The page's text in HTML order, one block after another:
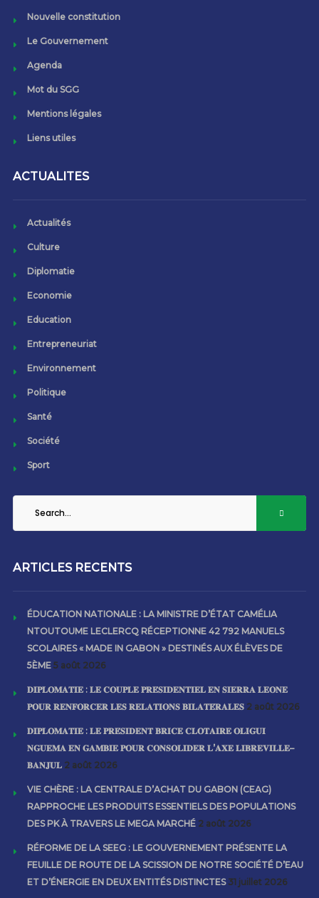
Nouvelle constitution
Le Gouvernement
Agenda
Mot du SGG
Mentions légales
Liens utiles
ACTUALITES
Actualités
Culture
Diplomatie
Economie
Education
Entrepreneuriat
Environnement
Politique
Santé
Société
Sport
ARTICLES RECENTS
ÉDUCATION NATIONALE : LA MINISTRE D’ÉTAT CAMÉLIA
NTOUTOUME LECLERCQ RÉCEPTIONNE 42 792 MANUELS
SCOLAIRES « MADE IN GABON » DESTINÉS AUX ÉLÈVES DE
5ÈME 5 août 2026
𝐃𝐈𝐏𝐋𝐎𝐌𝐀𝐓𝐈𝐄 : 𝐋𝐄 𝐂𝐎𝐔𝐏𝐋𝐄 𝐏𝐑𝐄́𝐒𝐈𝐃𝐄𝐍𝐓𝐈𝐄𝐋 𝐄𝐍 𝐒𝐈𝐄𝐑𝐑𝐀 𝐋𝐄𝐎𝐍𝐄
𝐏𝐎𝐔𝐑 𝐑𝐄𝐍𝐅𝐎𝐑𝐂𝐄𝐑 𝐋𝐄𝐒 𝐑𝐄𝐋𝐀𝐓𝐈𝐎𝐍𝐒 𝐁𝐈𝐋𝐀𝐓𝐄́𝐑𝐀𝐋𝐄𝐒 2 août 2026
𝐃𝐈𝐏𝐋𝐎𝐌𝐀𝐓𝐈𝐄 : 𝐋𝐄 𝐏𝐑𝐄́𝐒𝐈𝐃𝐄𝐍𝐓 𝐁𝐑𝐈𝐂𝐄 𝐂𝐋𝐎𝐓𝐀𝐈𝐑𝐄 𝐎𝐋𝐈𝐆𝐔𝐈
𝐍𝐆𝐔𝐄𝐌𝐀 𝐄𝐍 𝐆𝐀𝐌𝐁𝐈𝐄 𝐏𝐎𝐔𝐑 𝐂𝐎𝐍𝐒𝐎𝐋𝐈𝐃𝐄𝐑 𝐋’𝐀𝐗𝐄 𝐋𝐈𝐁𝐑𝐄𝐕𝐈𝐋𝐋𝐄–
𝐁𝐀𝐍𝐉𝐔𝐋 2 août 2026
VIE CHÈRE : LA CENTRALE D’ACHAT DU GABON (CEAG)
RAPPROCHE LES PRODUITS ESSENTIELS DES POPULATIONS
DES PK À TRAVERS LE MEGA MARCHÉ 2 août 2026
RÉFORME DE LA SEEG : LE GOUVERNEMENT PRÉSENTE LA
FEUILLE DE ROUTE DE LA SCISSION DE NOTRE SOCIÉTÉ D’EAU
ET D’ÉNERGIE EN DEUX ENTITÉS DISTINCTES 31 juillet 2026